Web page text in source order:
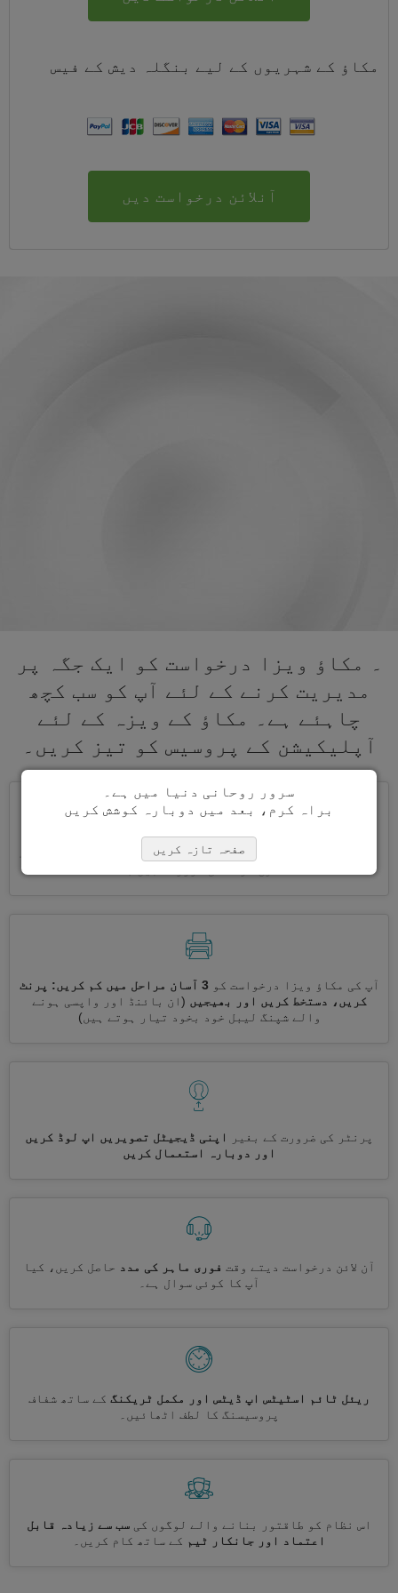
مکاؤ کے شہریوں کے لیے بنگلہ دیش کے فیس
آنلائن درخواست دیں
۔ مکاؤ ویزا درخواست کو ایک جگہ پر
مدیریت کرنے کے لئے آپ کو سب کچھ
چاہئے ہے۔ مکاؤ کے ویزہ کے لئے
آپلیکیشن کے پروسیس کو تیز کریں۔
ایک ساتھ کئی ویزے درخواست کریں خود بخود، تکراری معلومات
آپ کی مکاؤ ویزا درخواست کو
3 آسان مراحل میں کم کریں: پرنٹ
کریں، دستخط کریں اور بھیجیں (ان بائنڈ اور واپسی ہونے
والے شپنگ لیبل خود بخود تیار ہوتے ہیں)
پرنٹر کی ضرورت کے بغیر
اپنی ڈیجیٹل تصویریں اپ لوڈ کریں
اور دوبارہ استعمال کریں
آن لائن درخواست دیتے وقت فوری ماہر کی مدد حاصل کریں، کیا
آپ کا کوئی سوال ہے۔
ریئل ٹائم اسٹیٹس اپ ڈیٹس اور مکمل ٹریکنگ کے ساتھ شفاف
پروسیسنگ کا لطف اٹھائیں۔
اس نظام کو طاقتور بنانے والے لوگوں کی سب سے زیادہ قابل
اعتماد اور جانکار ٹیم کے ساتھ کام کریں۔
سرور روحانی دنیا میں ہے۔
براہ کرم، بعد میں دوبارہ کوشش کریں
صفحہ تازہ کریں